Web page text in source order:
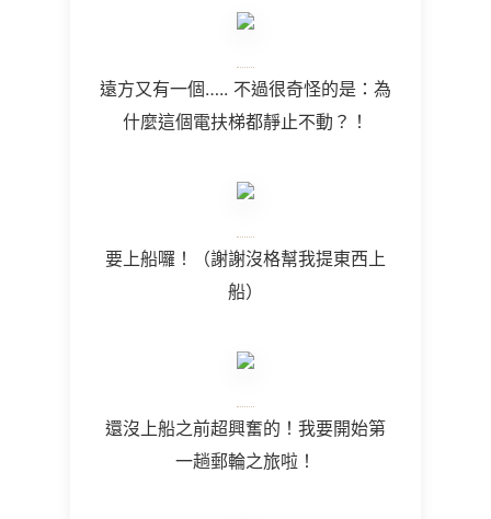
遠方又有一個….. 不過很奇怪的是：為
什麼這個電扶梯都靜止不動？！
要上船囉！（謝謝沒格幫我提東西上
船）
還沒上船之前超興奮的！我要開始第
一趟郵輪之旅啦！